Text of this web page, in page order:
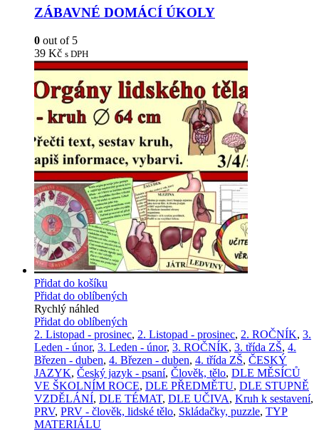
ZÁBAVNÉ DOMÁCÍ ÚKOLY
0 out of 5
39 Kč s DPH
Přidat do košíku
Přidat do oblíbených
Rychlý náhled
Přidat do oblíbených
2. Listopad - prosinec, 2. Listopad - prosinec, 2. ROČNÍK, 3.
Leden - únor, 3. Leden - únor, 3. ROČNÍK, 3. třída ZŠ, 4.
Březen - duben, 4. Březen - duben, 4. třída ZŠ, ČESKÝ
JAZYK, Český jazyk - psaní, Člověk, tělo, DLE MĚSÍCŮ
VE ŠKOLNÍM ROCE, DLE PŘEDMĚTU, DLE STUPNĚ
VZDĚLÁNÍ, DLE TÉMAT, DLE UČIVA, Kruh k sestavení,
PRV, PRV - člověk, lidské tělo, Skládačky, puzzle, TYP
MATERIÁLU